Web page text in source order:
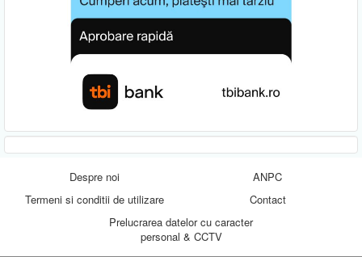
Despre noi
ANPC
Termeni si conditii de utilizare
Contact
Prelucrarea datelor cu caracter
personal & CCTV